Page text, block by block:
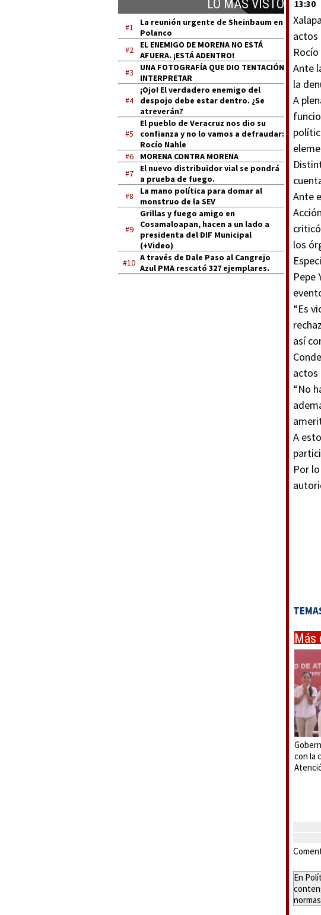
LO MÁS VISTO
#1
La reunión urgente de Sheinbaum en
Polanco
#2
EL ENEMIGO DE MORENA NO ESTÁ
AFUERA. ¡ESTÁ ADENTRO!
#3
UNA FOTOGRAFÍA QUE DIO TENTACIÓN
INTERPRETAR
#4
¡Ojo! El verdadero enemigo del
despojo debe estar dentro. ¿Se
atreverán?
#5
El pueblo de Veracruz nos dio su
confianza y no lo vamos a defraudar:
Rocío Nahle
#6
MORENA CONTRA MORENA
#7
El nuevo distribuidor vial se pondrá
a prueba de fuego.
#8
La mano política para domar al
monstruo de la SEV
#9
Grillas y fuego amigo en
Cosamaloapan, hacen a un lado a
presidenta del DIF Municipal
(+Video)
#10 A través de Dale Paso al Cangrejo
Azul PMA rescató 327 ejemplares.
13:30
actos
Ante
la
A
Ante
los
Pepe
“Es
así
actos
“No
A
Por
Más
con la
En